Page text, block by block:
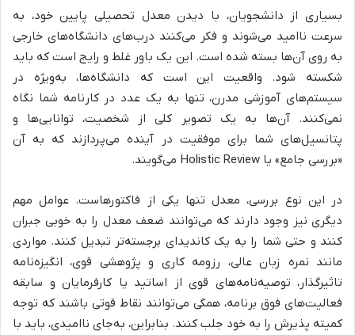
بسیاری از دانشجویان، با دیدن معدل تحصیلی پایین خود، به
سرعت ناامید می‌شوند و فکر می‌کنند درب‌های دانشگاه‌های خارجی
به روی آن‌ها بسته شده است. این یک باور غلط و رایج است که باید
شکسته شود. واقعیت این است که دانشگاه‌ها، به‌ویژه در
سیستم‌های آموزشی مدرن، تنها به یک عدد در کارنامه شما نگاه
نمی‌کنند. آن‌ها به یک تصویر کلی از شخصیت، توانایی‌ها و
پتانسیل‌های شما برای موفقیت در آینده می‌پردازند که به آن
«بررسی جامع» یا Holistic Review می‌گویند.
در این نوع بررسی، معدل تنها یکی از فاکتورهاست. عوامل مهم
دیگری نیز وجود دارند که می‌توانند ضعف معدل را به خوبی جبران
کنند و حتی شما را به یک کاندیدای برجسته‌تر تبدیل کنند. مواردی
مانند نمره زبان عالی، رزومه کاری و پژوهشی قوی، انگیزه‌نامه
تاثیرگذار، توصیه‌نامه‌های قوی از اساتید یا کارفرمایان و سابقه
فعالیت‌های فوق برنامه، همگی می‌توانند نقاط قوتی باشند که توجه
کمیته پذیرش را به خود جلب کنند. بنابراین، به‌جای ناامیدی، باید با